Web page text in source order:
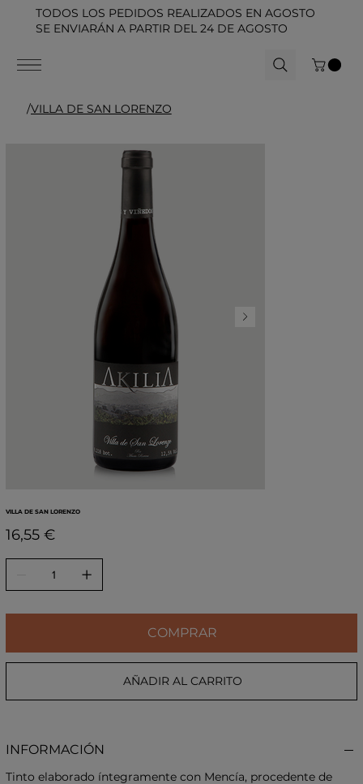
TODOS LOS PEDIDOS REALIZADOS EN AGOSTO
SE ENVIARÁN A PARTIR DEL 24 DE AGOSTO
/VILLA DE SAN LORENZO
VILLA DE SAN LORENZO
Precio
16,55 €
COMPRAR
AÑADIR AL CARRITO
INFORMACIÓN
Tinto elaborado íntegramente con Mencía, procedente de